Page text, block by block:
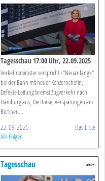
Tagesschau 17:00 Uhr, 22.09.2025
Verkehrsminister verspricht \"Neuanfang\"
bei der Bahn mit neuer Konzernchefin,
Defekte Leitung bremst Zugverkehr nach
Hamburg aus, Die Börse, Verspätungen am
Berliner ...
22-09-2025 Das Erste
Alle Folgen
Tagesschau